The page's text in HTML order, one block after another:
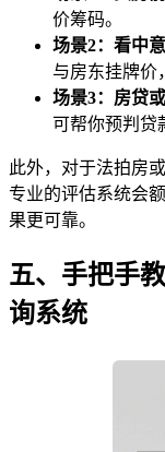
价筹码。
场景2：看中
与房东挂牌价
场景3：房贷
可帮你预判贷
此外，对于法拍房
专业的评估系统会
果更可靠。
五、手把手
询系统